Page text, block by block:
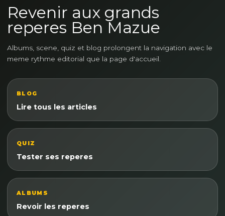
Revenir aux grands
reperes Ben Mazue
Albums, scene, quiz et blog prolongent la navigation avec le
meme rythme editorial que la page d'accueil.
BLOG
Lire tous les articles
QUIZ
Tester ses reperes
ALBUMS
Revoir les reperes